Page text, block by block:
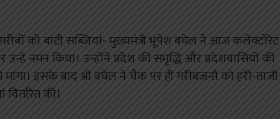
गरीबों को बांटी सब्जियां- मुख्यमंत्री भूपेश बघेल ने आज कलेक्टोरेट
उन्हें नमन किया। उन्होंने प्रदेश की समृद्धि और प्रदेशवासियों की
इसके बाद श्री बघेल ने चैक पर ही गरीबजनों को हरी-ताजी
वितरित की।